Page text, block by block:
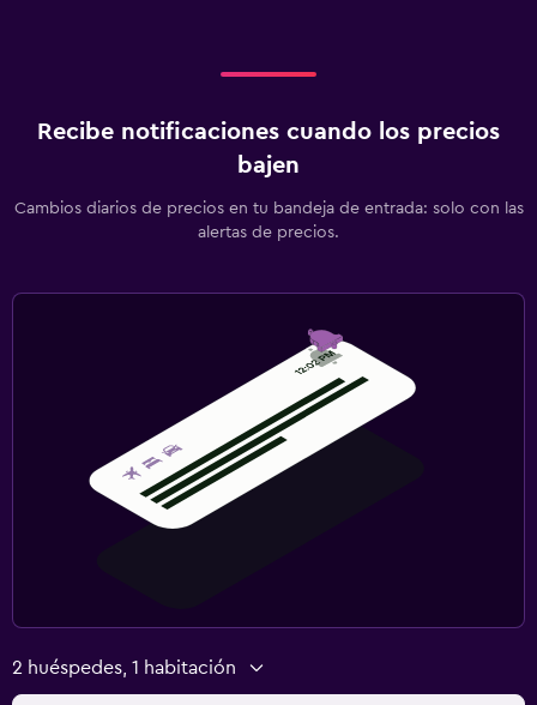
Recibe notificaciones cuando los precios
bajen
Cambios diarios de precios en tu bandeja de entrada: solo con las
alertas de precios.
2 huéspedes, 1 habitación